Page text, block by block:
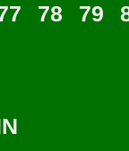
78 79